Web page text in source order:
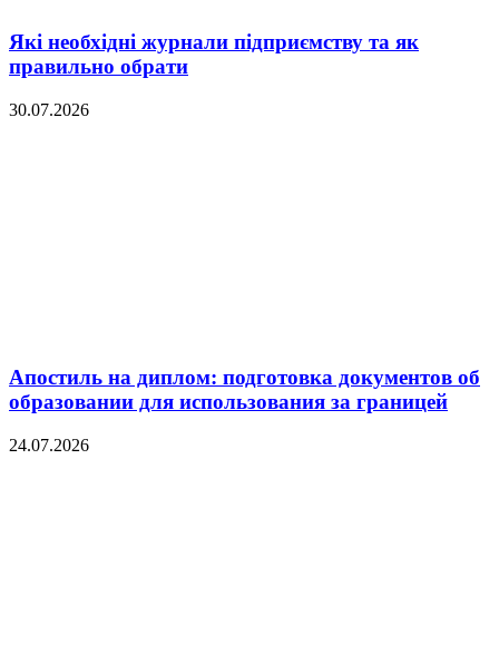
Які необхідні журнали підприємству та як
правильно обрати
30.07.2026
Апостиль на диплом: подготовка документов об
образовании для использования за границей
24.07.2026